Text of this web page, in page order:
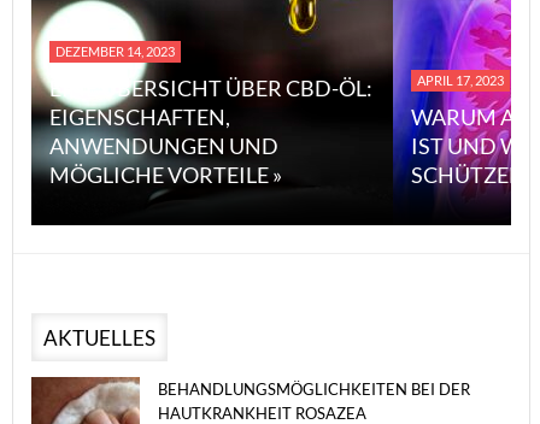
DEZEMBER 14, 2023
EINE ÜBERSICHT ÜBER CBD-ÖL:
EIGENSCHAFTEN,
ANWENDUNGEN UND
MÖGLICHE VORTEILE »
APRIL 17, 2023
WARUM
IST UND
SCHÜTZEN
AKTUELLES
BEHANDLUNGSMÖGLICHKEITEN BEI DER
HAUTKRANKHEIT ROSAZEA